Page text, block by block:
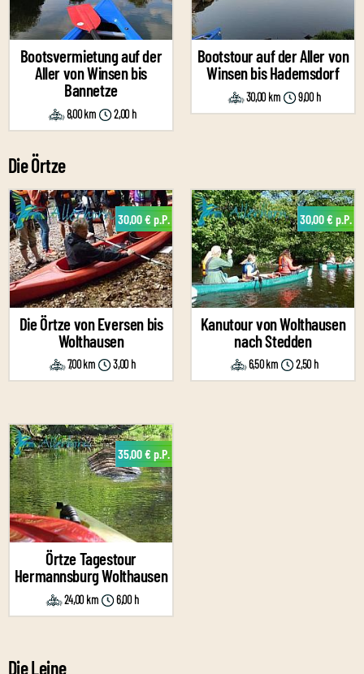
Bootsvermietung auf der
Aller von Winsen bis
Bannetze
8,00 km 2,00 h
Bootstour auf der Aller von
Winsen bis Hademsdorf
30,00 km 9,00 h
Die Örtze
30,00 € p.P.
Die Örtze von Eversen bis
Wolthausen
7,00 km 3,00 h
30,00 € p.P.
Kanutour von Wolthausen
nach Stedden
6,50 km 2,50 h
35,00 € p.P.
Örtze Tagestour
Hermannsburg Wolthausen
24,00 km 6,00 h
Die Leine